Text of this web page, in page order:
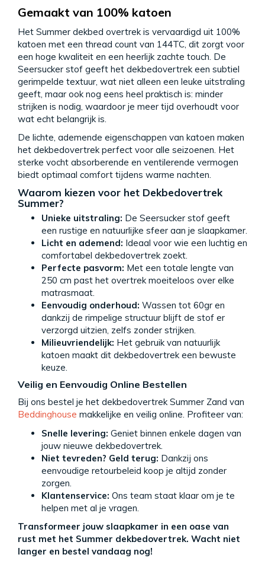
Gemaakt van 100% katoen
Het Summer dekbed overtrek is vervaardigd uit 100%
katoen met een thread count van 144TC, dit zorgt voor
een hoge kwaliteit en een heerlijk zachte touch. De
Seersucker stof geeft het dekbedovertrek een subtiel
gerimpelde textuur, wat niet alleen een leuke uitstraling
geeft, maar ook nog eens heel praktisch is: minder
strijken is nodig, waardoor je meer tijd overhoudt voor
wat echt belangrijk is.
De lichte, ademende eigenschappen van katoen maken
het dekbedovertrek perfect voor alle seizoenen. Het
sterke vocht absorberende en ventilerende vermogen
biedt optimaal comfort tijdens warme nachten.
Waarom kiezen voor het Dekbedovertrek
Summer?
Unieke uitstraling: De Seersucker stof geeft
een rustige en natuurlijke sfeer aan je slaapkamer.
Licht en ademend: Ideaal voor wie een luchtig en
comfortabel dekbedovertrek zoekt.
Perfecte pasvorm: Met een totale lengte van
250 cm past het overtrek moeiteloos over elke
matrasmaat.
Eenvoudig onderhoud: Wassen tot 60gr en
dankzij de rimpelige structuur blijft de stof er
verzorgd uitzien, zelfs zonder strijken.
Milieuvriendelijk: Het gebruik van natuurlijk
katoen maakt dit dekbedovertrek een bewuste
keuze.
Veilig en Eenvoudig Online Bestellen
Bij ons bestel je het dekbedovertrek Summer Zand van
Beddinghouse makkelijke en veilig online. Profiteer van:
Snelle levering: Geniet binnen enkele dagen van
jouw nieuwe dekbedovertrek.
Niet tevreden? Geld terug: Dankzij ons
eenvoudige retourbeleid koop je altijd zonder
zorgen.
Klantenservice: Ons team staat klaar om je te
helpen met al je vragen.
Transformeer jouw slaapkamer in een oase van
rust met het Summer dekbedovertrek. Wacht niet
langer en bestel vandaag nog!